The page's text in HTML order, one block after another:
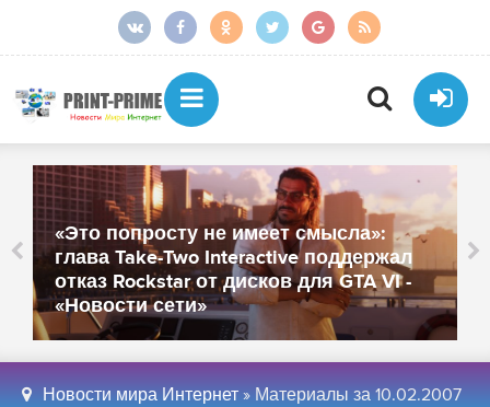
смысла»:
поддержал
для GTA VI -
От более тысячи
осталось около 250:
закрыл офисы в Санкт-
Иннополисе - «Новости
Новости мира Интернет » Материалы за 10.02.2007